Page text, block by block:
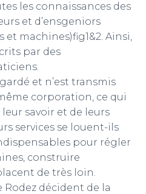
les connaissances des
et d’ensgeniors
et machines)fig1&2. Ainsi,
par des
et n’est transmis
corporation, ce qui
savoir et de leurs
services se louent-ils
pour régler
construire
de très loin.
Rodez décident de la